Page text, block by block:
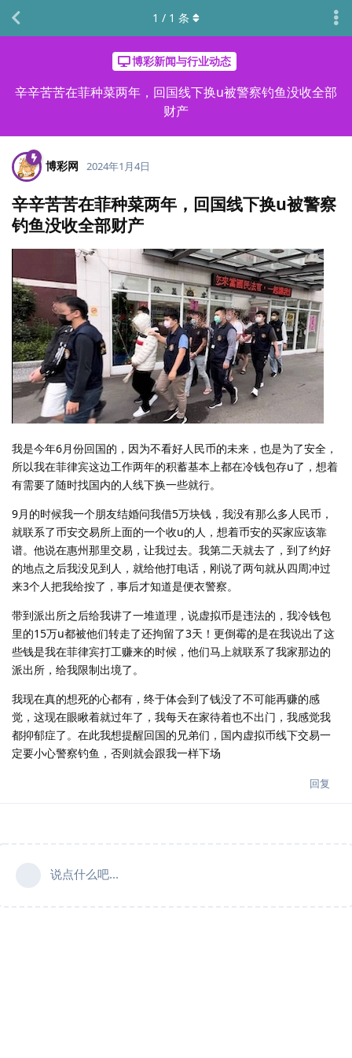
博彩新闻与行业动态
辛辛苦苦在菲种菜两年，回国线下换u被警察钓鱼没收全部
财产
1 / 1 条
博彩网 2024年1月4日
辛辛苦苦在菲种菜两年，回国线下换u被警察
钓鱼没收全部财产
我是今年6月份回国的，因为不看好人民币的未来，也是为了安全，
所以我在菲律宾这边工作两年的积蓄基本上都在冷钱包存u了，想着
有需要了随时找国内的人线下换一些就行。
9月的时候我一个朋友结婚问我借5万块钱，我没有那么多人民币，
就联系了币安交易所上面的一个收u的人，想着币安的买家应该靠
谱。他说在惠州那里交易，让我过去。我第二天就去了，到了约好
的地点之后我没见到人，就给他打电话，刚说了两句就从四周冲过
来3个人把我给按了，事后才知道是便衣警察。
带到派出所之后给我讲了一堆道理，说虚拟币是违法的，我冷钱包
里的15万u都被他们转走了还拘留了3天！更倒霉的是在我说出了这
些钱是我在菲律宾打工赚来的时候，他们马上就联系了我家那边的
派出所，给我限制出境了。
我现在真的想死的心都有，终于体会到了钱没了不可能再赚的感
觉，这现在眼瞅着就过年了，我每天在家待着也不出门，我感觉我
都抑郁症了。在此我想提醒回国的兄弟们，国内虚拟币线下交易一
定要小心警察钓鱼，否则就会跟我一样下场
回复
说点什么吧...